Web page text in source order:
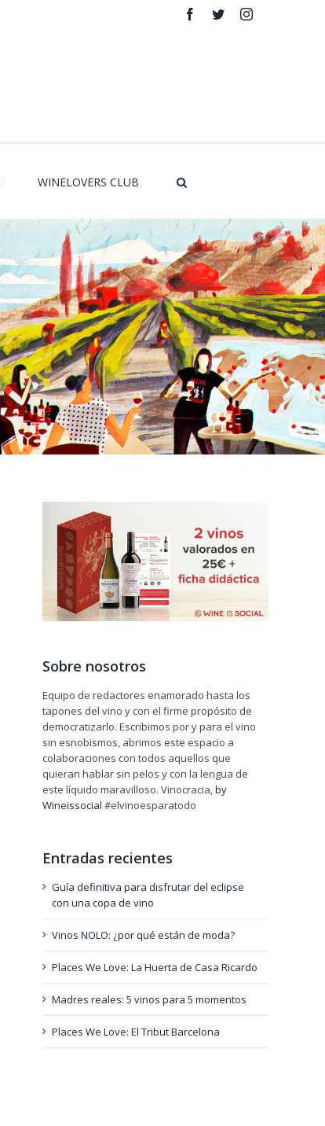
Facebook
TwitterInstagram
WINELOVERS CLUB
Sobre nosotros
Equipo de redactores enamorado hasta los
tapones del vino y con el firme propósito de
democratizarlo. Escribimos por y para el vino
sin esnobismos, abrimos este espacio a
colaboraciones con todos aquellos que
quieran hablar sin pelos y con la lengua de
este líquido maravilloso. Vinocracia,by
Wineissocial #elvinoesparatodo
Entradas recientes
Guía definitiva para disfrutar del eclipse
con una copa de vino
Vinos NOLO: ¿por qué están de moda?
Places We Love: La Huerta de Casa Ricardo
Madres reales: 5 vinos para 5 momentos
Places We Love: El Tribut Barcelona